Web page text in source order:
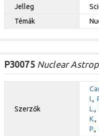
Jelleg
Témák
P30075Nuclear
Szerzők
I.,
L.,
K.,
P.,